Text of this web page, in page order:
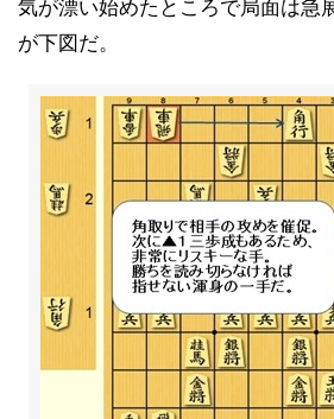
気が漂い始めたところで局面は急
が下図だ。